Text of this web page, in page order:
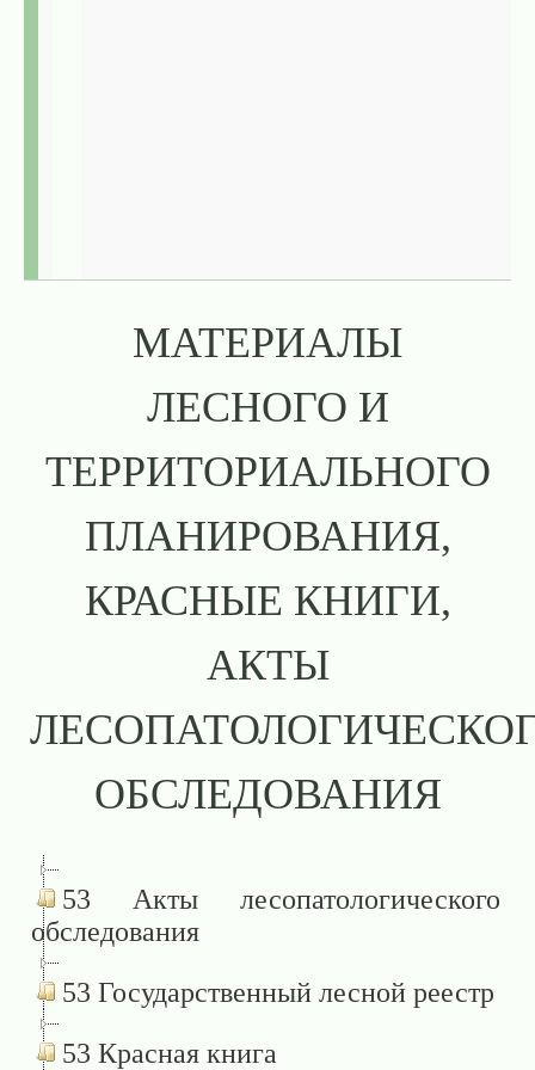
МАТЕРИАЛЫ
ЛЕСНОГО И
ТЕРРИТОРИАЛЬНОГО
ПЛАНИРОВАНИЯ,
КРАСНЫЕ КНИГИ,
АКТЫ
ОБСЛЕДОВАНИЯ
53 Акты лесопатологического
обследования
53 Государственный лесной реестр
53 Красная книга